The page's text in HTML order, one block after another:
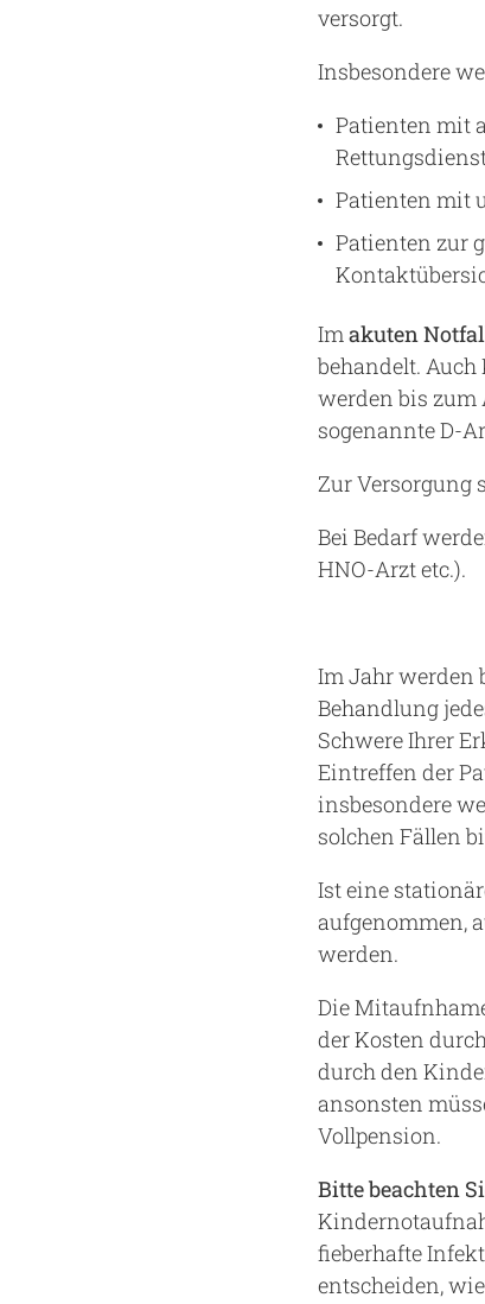
versorgt.
Insbesondere
Patienten mit
Patienten mit
Patienten zur
Im akuten
behandelt.
werden bis zum
sogenannte D-
Zur Versorgung
Bei Bedarf
HNO-Arzt etc.).
Im Jahr werden
Behandlung
Schwere Ihrer
Eintreffen der
insbesondere
solchen Fällen
Ist eine
aufgenommen,
werden.
Die
der Kosten
durch den
ansonsten
Vollpension.
Bitte beachten
fieberhafte
entscheiden,